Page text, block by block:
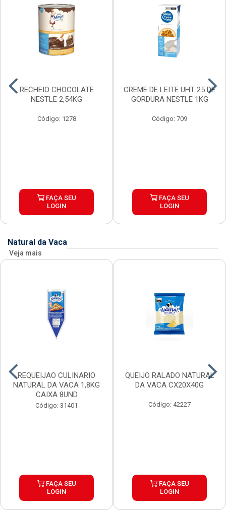
RECHEIO CHOCOLATE
NESTLE 2,54KG
Código: 1278
FAÇA SEU
LOGIN
CREME DE LEITE UHT 25 DE
GORDURA NESTLE 1KG
Código: 709
FAÇA SEU
LOGIN
Natural da Vaca
Veja mais
REQUEIJAO CULINARIO
NATURAL DA VACA 1,8KG
CAIXA 8UND
Código: 31401
FAÇA SEU
LOGIN
QUEIJO RALADO NATURAL
DA VACA CX20X40G
Código: 42227
FAÇA SEU
LOGIN